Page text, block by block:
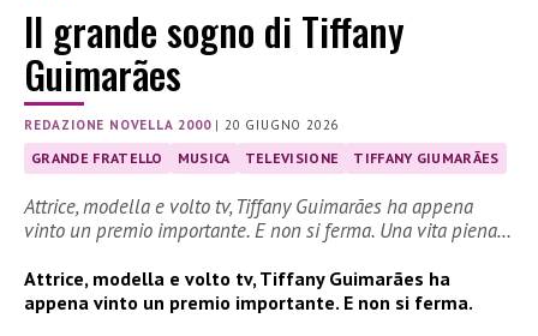
Il grande sogno di Tiffany
Guimarães
REDAZIONE NOVELLA 2000|20 GIUGNO 2026
GRANDE FRATELLO MUSICA TELEVISIONE TIFFANY GIUMARÃES
Attrice, modella e volto tv, Tiffany Guimarães ha appena
vinto un premio importante. E non si ferma. Una vita piena…
Attrice, modella e volto tv, Tiffany Guimarães ha
appena vinto un premio importante. E non si ferma.